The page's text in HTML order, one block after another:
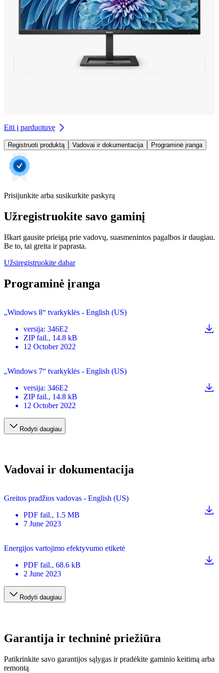
Eiti į parduotuvę
Registruoti produktą Vadovai ir dokumentacija Programinė įranga
Prisijunkite arba susikurkite paskyrą
Užregistruokite savo gaminį
Iškart gausite prieigą prie vadovų, suasmenintos pagalbos ir daugiau.
Be to, tai greita ir paprasta.
Užsiregistruokite dabar
Programinė įranga
„Windows 8“ tvarkyklės - English (US)
versija: 346E2
ZIP fail., 14.8 kB
12 October 2022
„Windows 7“ tvarkyklės - English (US)
versija: 346E2
ZIP fail., 14.8 kB
12 October 2022
Rodyti daugiau
Vadovai ir dokumentacija
Greitos pradžios vadovas - English (US)
PDF fail., 1.5 MB
7 June 2023
Energijos vartojimo efektyvumo etiketė
PDF fail., 68.6 kB
2 June 2023
Rodyti daugiau
Garantija ir techninė priežiūra
Patikrinkite savo garantijos sąlygas ir pradėkite gaminio keitimą arba
remontą